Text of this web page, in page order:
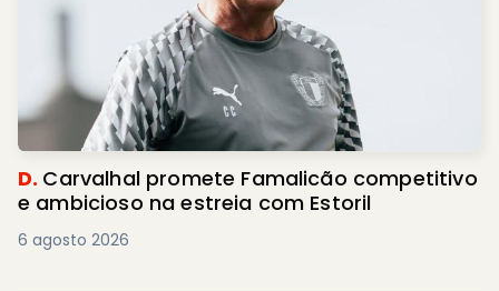
D. Carvalhal promete Famalicão competitivo
e ambicioso na estreia com Estoril
6 agosto 2026